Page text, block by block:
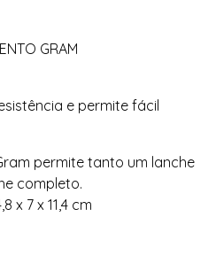
GRAM
e permite fácil
permite tanto um lanche
completo.
x 7 x 11,4 cm